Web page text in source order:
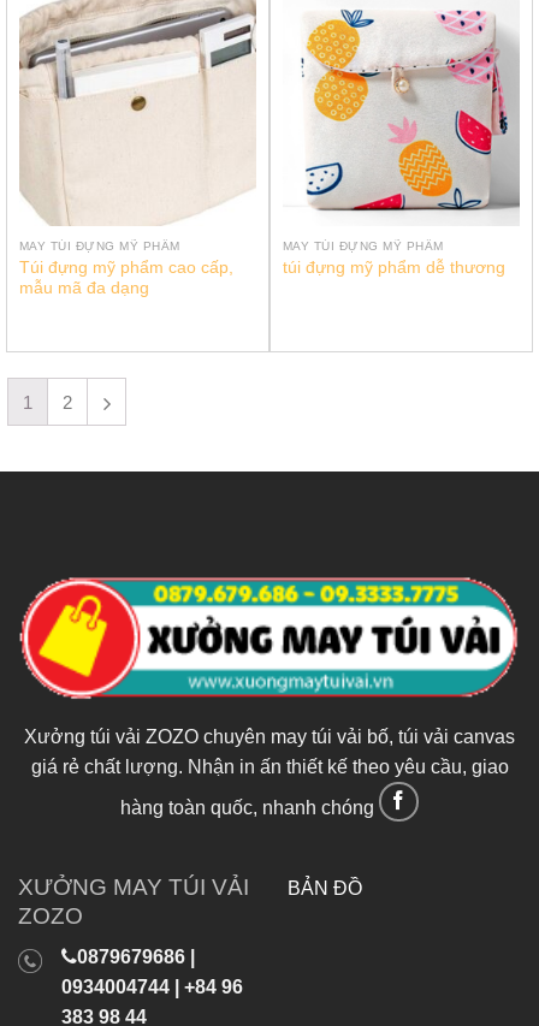
MAY TÚI ĐỰNG MỸ PHẨM
Túi đựng mỹ phẩm cao cấp,
mẫu mã đa dạng
MAY TÚI ĐỰNG MỸ PHẨM
túi đựng mỹ phẩm dễ thương
1 2
Xưởng túi vải ZOZO chuyên may túi vải bố, túi vải canvas
giá rẻ chất lượng. Nhận in ấn thiết kế theo yêu cầu, giao
hàng toàn quốc, nhanh chóng
XƯỞNG MAY TÚI VẢI
ZOZO
0879679686 |
0934004744 | +84 96
383 98 44
BẢN ĐỒ